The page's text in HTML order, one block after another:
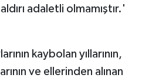
adaletli olmamıştır.'
kaybolan yıllarının,
ve ellerinden alınan